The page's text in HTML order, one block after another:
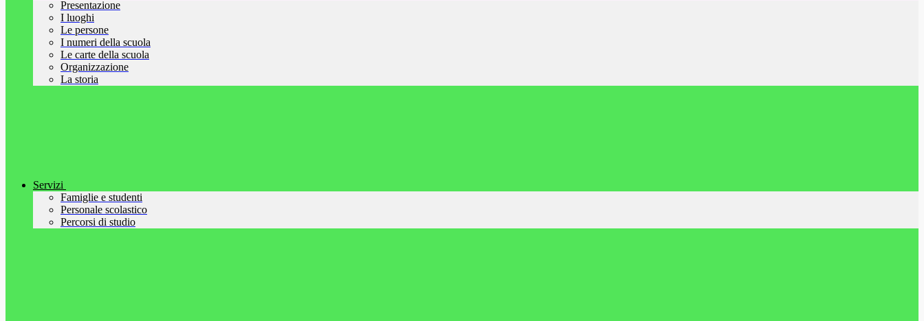
Presentazione
I luoghi
Le persone
I numeri della scuola
Le carte della scuola
Organizzazione
La storia
Servizi
Famiglie e studenti
Personale scolastico
Percorsi di studio